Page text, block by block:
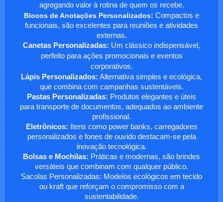
agregando valor à rotina de quem os recebe.
Blocos de Anotações Personalizados: Compactos e
funcionais, são excelentes para reuniões e atividades
externas.
Canetas Personalizadas: Um clássico indispensável,
perfeito para ações promocionais e eventos
corporativos.
Lápis Personalizados: Alternativa simples e ecológica,
que combina com campanhas sustentáveis.
Pastas Personalizadas: Produtos elegantes e úteis
para transporte de documentos, adequados ao ambiente
profissional.
Eletrônicos: Itens como power banks, carregadores
personalizados e fones de ouvido destacam-se pela
inovação tecnológica.
Bolsas e Mochilas: Práticas e modernas, são brindes
versáteis que combinam com qualquer público.
Sacolas Personalizadas: Modelos ecológicos em tecido
ou kraft que reforçam o compromisso com a
sustentabilidade.